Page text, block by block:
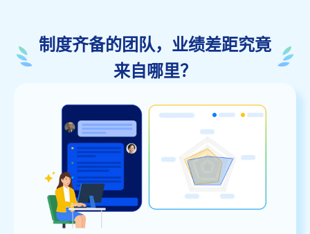
制度齐备的团队，业绩差距究竟
来自哪里？